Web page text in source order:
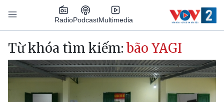
Nhảy đến nội dung
RadioPodcastMultimedia
Main navigation
Từ khóa tìm kiếm: bão YAGI